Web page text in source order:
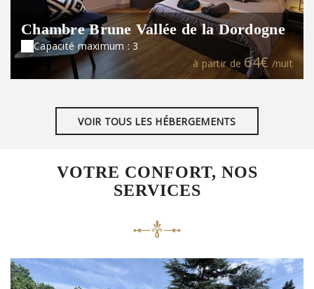
Chambre Brune Vallée de la Dordogne
Capacité maximum : 3
à partir de 64€ /nuit
VOIR TOUS LES HÉBERGEMENTS
VOTRE CONFORT, NOS
SERVICES